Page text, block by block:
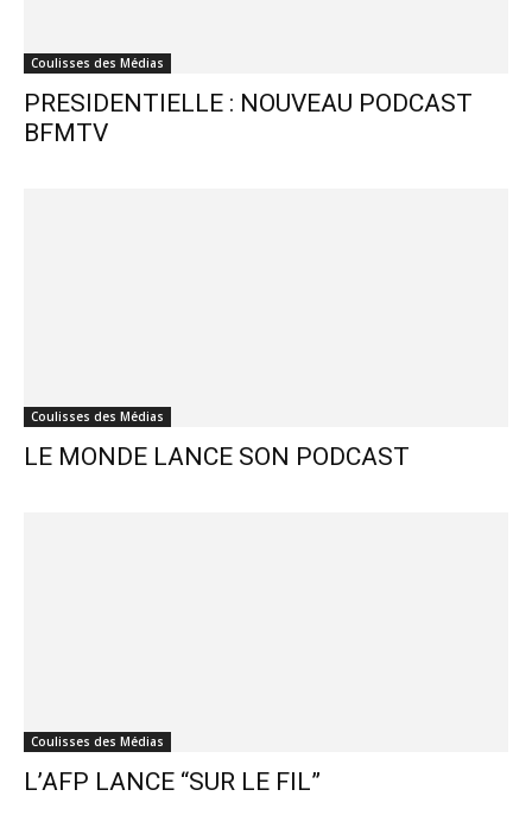
Coulisses des Médias
PRESIDENTIELLE : NOUVEAU PODCAST
BFMTV
Coulisses des Médias
LE MONDE LANCE SON PODCAST
Coulisses des Médias
L’AFP LANCE “SUR LE FIL”